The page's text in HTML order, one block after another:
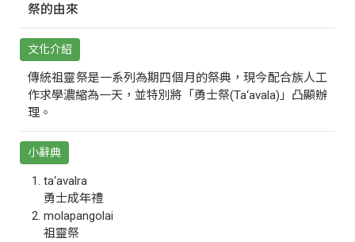
祭的由來
文化介紹
傳統祖靈祭是一系列為期四個月的祭典，現今配合族人工
作求學濃縮為一天，並特別將「勇士祭(Ta‘avala)」凸顯辦
理。
小辭典
ta‘avalra
勇士成年禮
molapangolai
祖靈祭